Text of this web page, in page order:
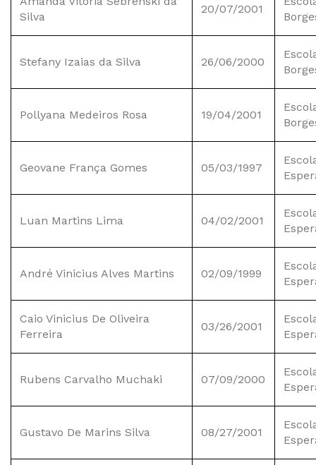
Silva
20/07/2001
Stefany Izaias da Silva 26/06/2000
Pollyana Medeiros Rosa 19/04/2001
Geovane França Gomes 05/03/1997
Luan Martins Lima 04/02/2001
André Vinicius Alves Martins 02/09/1999
Caio Vinicius De Oliveira
Ferreira
03/26/2001
Rubens Carvalho Muchaki 07/09/2000
Gustavo De Marins Silva 08/27/2001